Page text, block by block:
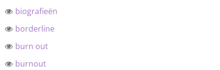
biografieën
borderline
burn out
burnout